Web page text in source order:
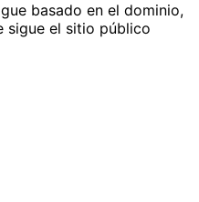
basado en el dominio,
sigue el sitio público